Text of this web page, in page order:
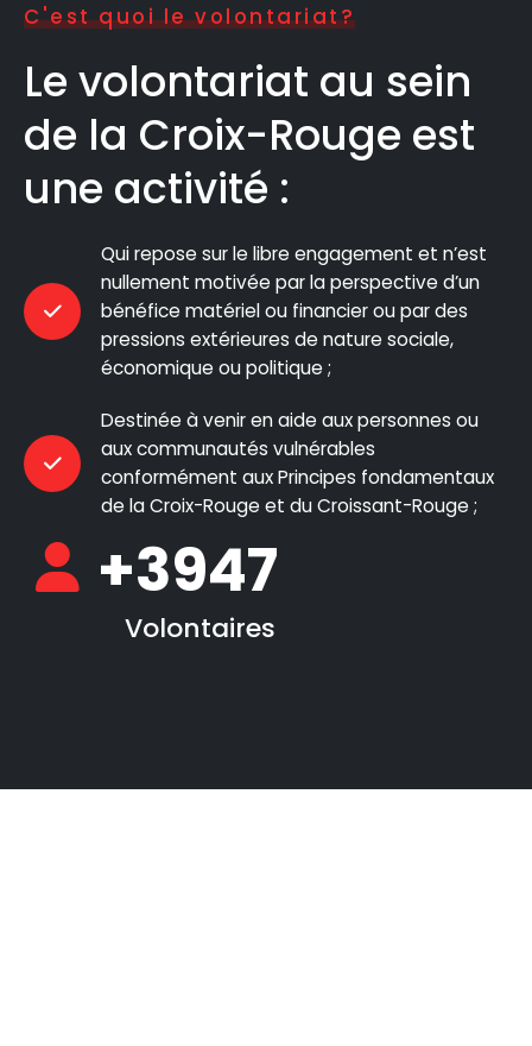
C'est quoi le volontariat?
Le volontariat au sein
de la Croix-Rouge est
une activité :
Qui repose sur le libre engagement et n’est
nullement motivée par la perspective d’un
bénéfice matériel ou financier ou par des
pressions extérieures de nature sociale,
économique ou politique ;
Destinée à venir en aide aux personnes ou
aux communautés vulnérables
conformément aux Principes fondamentaux
de la Croix-Rouge et du Croissant-Rouge ;
+5200
Volontaires